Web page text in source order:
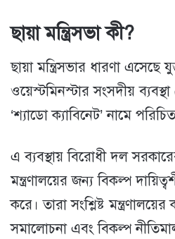
ছায়া মন্ত্রিসভা কী?
ছায়া মন্ত্রিসভার ধারণা এসেছে
ওয়েস্টমিনস্টার সংসদীয়
‘শ্যাডো ক্যাবিনেট’ নামে
এ ব্যবস্থায় বিরোধী দল
মন্ত্রণালয়ের জন্য বিকল্প
করে। তারা সংশ্লিষ্ট মন্ত্রণালয়ের
সমালোচনা এবং বিকল্প